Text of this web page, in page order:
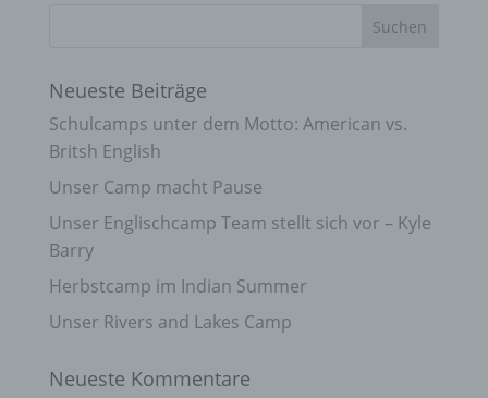
Neueste Beiträge
Schulcamps unter dem Motto: American vs.
Britsh English
Unser Camp macht Pause
Unser Englischcamp Team stellt sich vor – Kyle
Barry
Herbstcamp im Indian Summer
Unser Rivers and Lakes Camp
Neueste Kommentare